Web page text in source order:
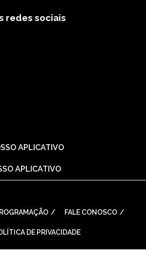
redes sociais
APLICATIVO
APLICATIVO
FALE CONOSCO
DE PRIVACIDADE